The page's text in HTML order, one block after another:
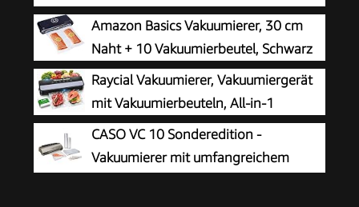
Lebensmittel, 150 Vakuumiervorgänge nonstop,
doppelte Schweißnaht, 20 Liter/Min, Cutter, inkl.
2 Profi- Folienrollen
Amazon Basics Vakuumierer, 30 cm
Naht + 10 Vakuumierbeutel, Schwarz
Raycial Vakuumierer, Vakuumiergerät
mit Vakuumierbeuteln, All-in-1
CASO VC 10 Sonderedition -
Vakuumierer mit umfangreichem